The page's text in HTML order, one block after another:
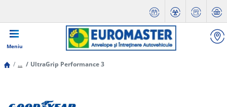
Meniu
... UltraGrip Performance 3